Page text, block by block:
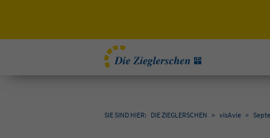
SIE SIND HIER: DIE ZIEGLERSCHEN > visAvie >